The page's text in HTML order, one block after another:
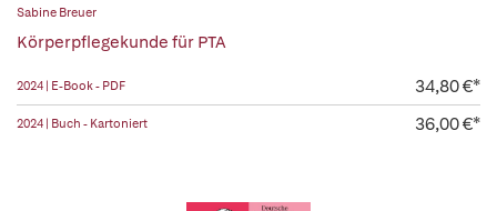
Sabine Breuer
Körperpflegekunde für PTA
2024 | E-Book - PDF 34,80 €*
2024 | Buch - Kartoniert 36,00 €*